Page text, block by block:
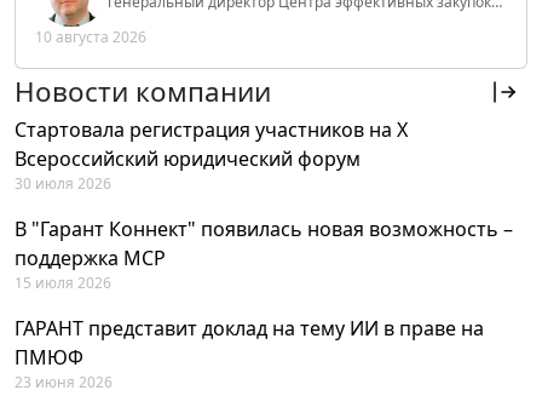
РФ
10 августа 2026
Новости компании
Стартовала регистрация участников на X
Всероссийский юридический форум
30 июля 2026
В "Гарант Коннект" появилась новая возможность –
поддержка MCP
15 июля 2026
ГАРАНТ представит доклад на тему ИИ в праве на
ПМЮФ
23 июня 2026